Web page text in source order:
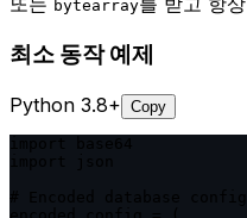
bytearray
최소 동작 예제
Python 3.8+ Copy